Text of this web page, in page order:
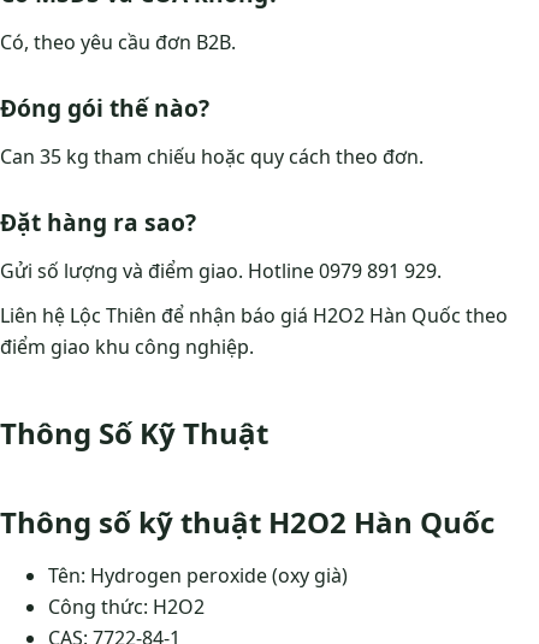
Có, theo yêu cầu đơn B2B.
Đóng gói thế nào?
Can 35 kg tham chiếu hoặc quy cách theo đơn.
Đặt hàng ra sao?
Gửi số lượng và điểm giao. Hotline 0979 891 929.
Liên hệ Lộc Thiên để nhận báo giá H2O2 Hàn Quốc theo
điểm giao khu công nghiệp.
Thông Số Kỹ Thuật
Thông số kỹ thuật H2O2 Hàn Quốc
Tên: Hydrogen peroxide (oxy già)
Công thức: H2O2
CAS: 7722-84-1